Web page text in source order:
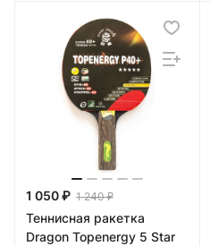
1 050 ₽ 1 240 ₽
Теннисная ракетка
Dragon Topenergy 5 Star